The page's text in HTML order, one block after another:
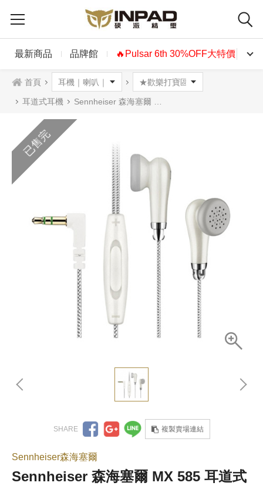
最新商品 品牌館 🔥Pulsar 6th 30%OFF大特價🔥
首頁
耳道式耳機 Sennheiser 森海塞爾 MX 585 耳道式耳機
已售完
複製賣場連結
Sennheiser森海塞爾
Sennheiser 森海塞爾 MX 585 耳道式